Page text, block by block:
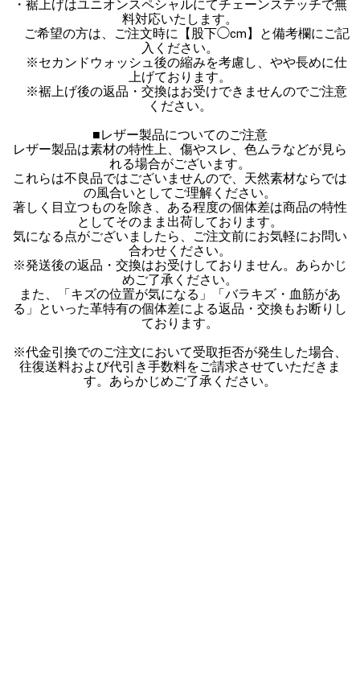
・裾上げはユニオンスペシャルにてチェーンステッチで無
料対応いたします。
ご希望の方は、ご注文時に【股下◯cm】と備考欄にご記
入ください。
※セカンドウォッシュ後の縮みを考慮し、やや長めに仕
上げております。
※裾上げ後の返品・交換はお受けできませんのでご注意
ください。
■レザー製品についてのご注意
レザー製品は素材の特性上、傷やスレ、色ムラなどが見ら
れる場合がございます。
これらは不良品ではございませんので、天然素材ならでは
の風合いとしてご理解ください。
著しく目立つものを除き、ある程度の個体差は商品の特性
としてそのまま出荷しております。
気になる点がございましたら、ご注文前にお気軽にお問い
合わせください。
※発送後の返品・交換はお受けしておりません。あらかじ
めご了承ください。
また、「キズの位置が気になる」「バラキズ・血筋があ
る」といった革特有の個体差による返品・交換もお断りし
ております。
※代金引換でのご注文において受取拒否が発生した場合、
往復送料および代引き手数料をご請求させていただきま
す。あらかじめご了承ください。